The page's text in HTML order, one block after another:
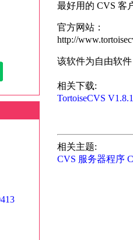
最好用的 CVS 客
官方网站：
http://
该软件为自由软
相关下载:
TortoiseCVS
相关主题:
CVS 服务器程序